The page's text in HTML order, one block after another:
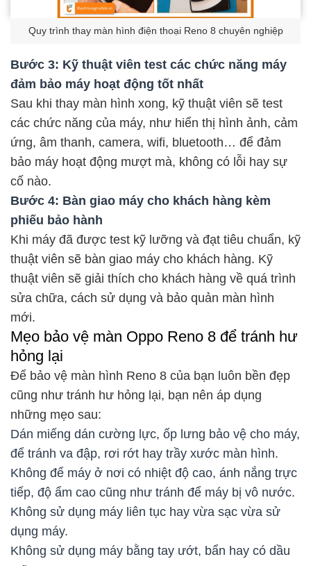
Quy trình thay màn hình điện thoại Reno 8 chuyên nghiệp
Bước 3: Kỹ thuật viên test các chức năng máy
đảm bảo máy hoạt động tốt nhất
Sau khi thay màn hình xong, kỹ thuật viên sẽ test
các chức năng của máy, như hiển thị hình ảnh, cảm
ứng, âm thanh, camera, wifi, bluetooth… để đảm
bảo máy hoạt động mượt mà, không có lỗi hay sự
cố nào.
Bước 4: Bàn giao máy cho khách hàng kèm
phiếu bảo hành
Khi máy đã được test kỹ lưỡng và đạt tiêu chuẩn, kỹ
thuật viên sẽ bàn giao máy cho khách hàng. Kỹ
thuật viên sẽ giải thích cho khách hàng về quá trình
sửa chữa, cách sử dụng và bảo quản màn hình
mới.
Mẹo bảo vệ màn Oppo Reno 8 để tránh hư
hỏng lại
Để bảo vệ màn hình Reno 8 của bạn luôn bền đẹp
cũng như tránh hư hỏng lại, bạn nên áp dụng
những mẹo sau:
Dán miếng dán cường lực, ốp lưng bảo vệ cho máy,
để tránh va đập, rơi rớt hay trầy xước màn hình.
Không để máy ở nơi có nhiệt độ cao, ánh nắng trực
tiếp, độ ẩm cao cũng như tránh để máy bị vô nước.
Không sử dụng máy liên tục hay vừa sạc vừa sử
dụng máy.
Không sử dụng máy bằng tay ướt, bẩn hay có dầu